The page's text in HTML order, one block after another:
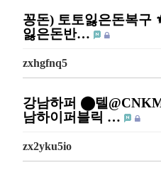
꽁돈) 토토잃은돈복구
잃은돈반…
zxhgfnq5
강남하퍼 ⬤텔
남하이퍼블릭 …
zx2yku5io